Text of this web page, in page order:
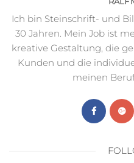
Ich bin Steinschrift- und
30 Jahren. Mein Job ist
kreative Gestaltung, die
Kunden und die
meinen